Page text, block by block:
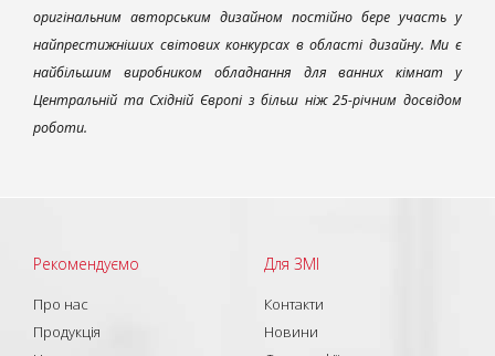
оригінальним авторським дизайном постійно бере участь у
найпрестижніших світових конкурсах в області дизайну. Ми є
найбільшим виробником обладнання для ванних кімнат у
Центральній та Східній Європі з більш ніж 25-річним досвідом
роботи.
Рекомендуємо
Про нас
Продукція
Для ЗМІ
Контакти
Новини